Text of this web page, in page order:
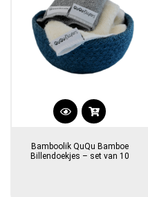
Bamboolik QuQu Bamboe
Billendoekjes – set van 10